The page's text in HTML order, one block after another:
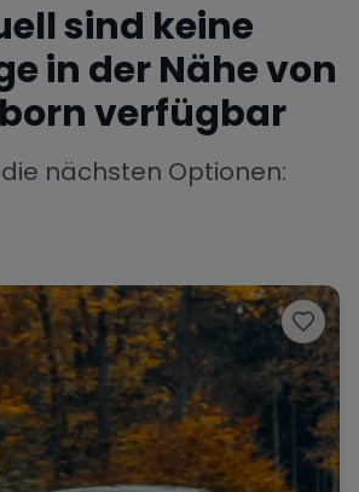
BMW Audi
Chevrolet Dodge
sind keine
in der Nähe von
verfügbar
nächsten Optionen: